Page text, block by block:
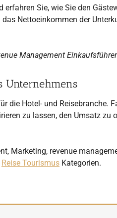
Sie, wie Sie den
Nettoeinkommen der
Management
Unternehmens
die Hotel- und Reisebranche.
zu lassen, den Umsatz zu
Marketing, revenue
Reise Tourismus Kategorien.